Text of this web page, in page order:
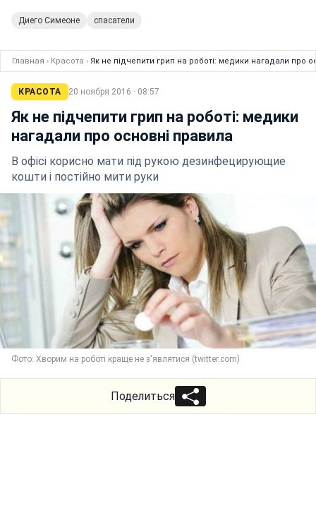
Диего Симеоне спасатели
Главная › Красота › Як не підчепити грип на роботі: медики нагадали про
КРАСОТА 20 ноября 2016 · 08:57
Як не підчепити грип на роботі: медики
нагадали про основні правила
В офісі корисно мати під рукою дезинфецирующие
кошти і постійно мити руки
Фото: Хворим на роботі краще не з'являтися (twitter.com)
Поделиться